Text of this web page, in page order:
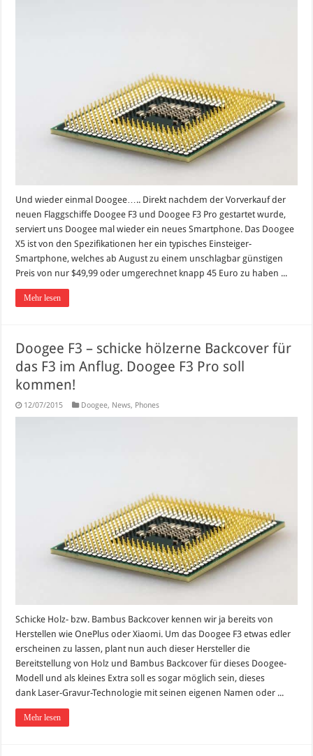
Und wieder einmal Doogee….. Direkt nachdem der Vorverkauf der
neuen Flaggschiffe Doogee F3 und Doogee F3 Pro gestartet wurde,
serviert uns Doogee mal wieder ein neues Smartphone. Das Doogee
X5 ist von den Spezifikationen her ein typisches Einsteiger-
Smartphone, welches ab August zu einem unschlagbar günstigen
Preis von nur $49,99 oder umgerechnet knapp 45 Euro zu haben ...
Mehr lesen
Doogee F3 – schicke hölzerne Backcover für
das F3 im Anflug. Doogee F3 Pro soll
kommen!
12/07/2015 Doogee, News, Phones
Schicke Holz- bzw. Bambus Backcover kennen wir ja bereits von
Herstellen wie OnePlus oder Xiaomi. Um das Doogee F3 etwas edler
erscheinen zu lassen, plant nun auch dieser Hersteller die
Bereitstellung von Holz und Bambus Backcover für dieses Doogee-
Modell und als kleines Extra soll es sogar möglich sein, dieses
dank Laser-Gravur-Technologie mit seinen eigenen Namen oder ...
Mehr lesen